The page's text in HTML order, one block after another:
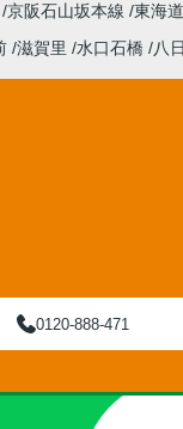
京阪石山坂本線 東海
滋賀里 水口石橋 八
0120-888-471